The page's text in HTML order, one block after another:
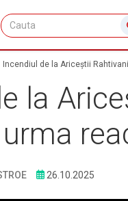
Incendiul de la Ariceștii
la
26.10.2025